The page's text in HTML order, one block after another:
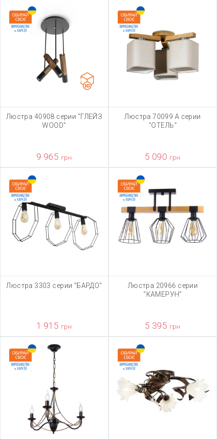
Люстра 40908 серии "ГЛЕЙЗ
WOOD"
9 965 грн
Люстра 70099 А серии
"ОТЕЛЬ"
5 090 грн
Люстра 3303 серии "БАРДО"
1 915 грн
Люстра 20966 серии
"КАМЕРУН"
5 395 грн